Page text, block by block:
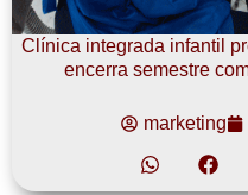
Clínica integrada infantil
encerra semestre
marketing